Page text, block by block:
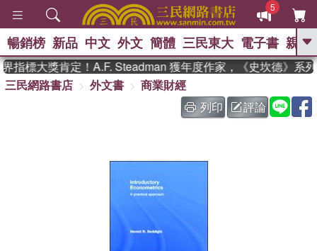
5
GO
熱搜： 東野圭吾
、 如果歷史是一群喵 、 暑期
國際布克獎 臺灣漫遊錄 、 方
暢銷榜 新品 中文 外文 簡體 三民東大 電子書 親子
指標大獎肯定！A.F. Steadman 獲年度作家，《史坎德》系列
三民網路書店
外文書
商業財經
列印
評論